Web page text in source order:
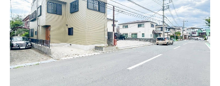
What’s MIRAKARE
スペシャルムービーを見る